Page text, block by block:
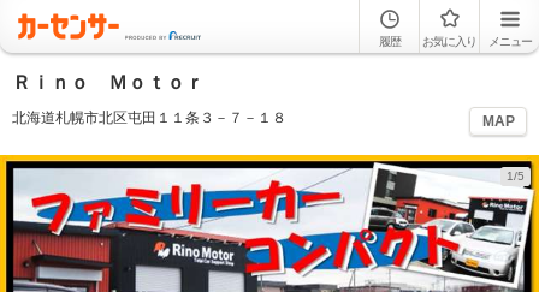
履歴 お気に入り メニュー
Ｒｉｎｏ Ｍｏｔｏｒ
北海道札幌市北区屯田１１条３－７－１８ MAP
1/5